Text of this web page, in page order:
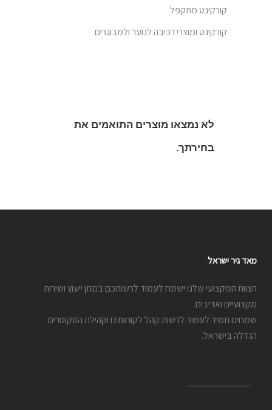
קורקינט מתקפל
קורקינט ומוצרי רכיבה לנוער ולמבוגרים
לא נמצאו מוצרים התואמים את
בחירתך.
מאד גיר ישראל
הצוות המקצועי שלנו ישמח לעמוד לרשותכם במתן ייעוץ ושירות
מקצועיים ואדיבים.
שמחים תמיד לעמוד לרשות קהל לקוחותינו וקהילת הסקוטרים
הגדלה בישראל.